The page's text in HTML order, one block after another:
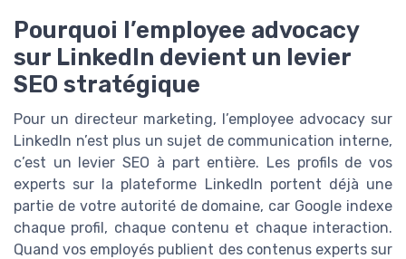
Pourquoi l’employee advocacy
sur LinkedIn devient un levier
SEO stratégique
Pour un directeur marketing, l’employee advocacy sur
LinkedIn n’est plus un sujet de communication interne,
c’est un levier SEO à part entière. Les profils de vos
experts sur la plateforme LinkedIn portent déjà une
partie de votre autorité de domaine, car Google indexe
chaque profil, chaque contenu et chaque interaction.
Quand vos employés publient des contenus experts sur